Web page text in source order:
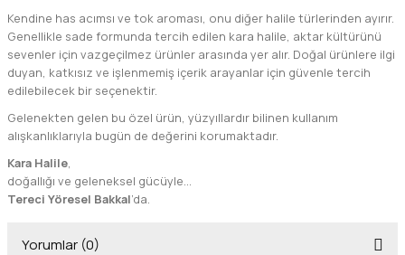
Kendine has acımsı ve tok aroması, onu diğer halile türlerinden ayırır.
Genellikle sade formunda tercih edilen kara halile, aktar kültürünü
sevenler için vazgeçilmez ürünler arasında yer alır. Doğal ürünlere ilgi
duyan, katkısız ve işlenmemiş içerik arayanlar için güvenle tercih
edilebilecek bir seçenektir.
Gelenekten gelen bu özel ürün, yüzyıllardır bilinen kullanım
alışkanlıklarıyla bugün de değerini korumaktadır.
Kara Halile,
doğallığı ve geleneksel gücüyle…
Tereci Yöresel Bakkal’da.
Yorumlar (0)